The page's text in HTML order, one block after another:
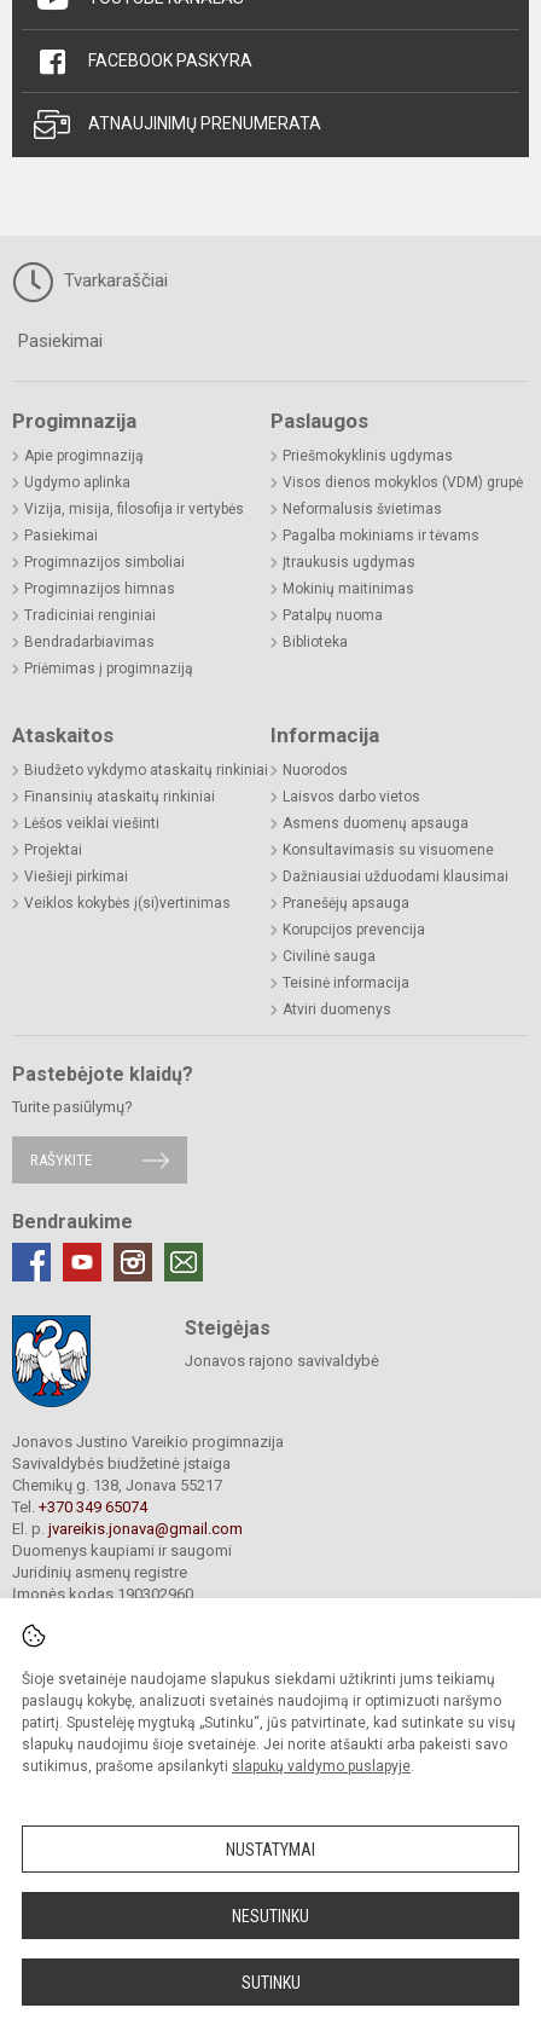
Šioje svetainėje naudojame slapukus siekdami užtikrinti jums teikiamų
paslaugų kokybę, analizuoti svetainės naudojimą ir optimizuoti naršymo
patirtį. Spustelėję mygtuką „Sutinku“, jūs patvirtinate, kad sutinkate su visų
slapukų naudojimu šioje svetainėje. Jei norite atšaukti arba pakeisti savo
sutikimus, prašome apsilankyti slapukų valdymo puslapyje.
NUSTATYMAI
NESUTINKU
SUTINKU
FACEBOOK PASKYRA
ATNAUJINIMŲ PRENUMERATA
Tvarkaraščiai
Pasiekimai
Progimnazija
Apie progimnaziją
Ugdymo aplinka
Vizija, misija, filosofija ir vertybės
Pasiekimai
Progimnazijos simboliai
Progimnazijos himnas
Tradiciniai renginiai
Bendradarbiavimas
Priėmimas į progimnaziją
Paslaugos
Priešmokyklinis ugdymas
Visos dienos mokyklos (VDM) grupė
Neformalusis švietimas
Pagalba mokiniams ir tėvams
Įtraukusis ugdymas
Mokinių maitinimas
Patalpų nuoma
Biblioteka
Ataskaitos
Biudžeto vykdymo ataskaitų rinkiniai
Finansinių ataskaitų rinkiniai
Lėšos veiklai viešinti
Projektai
Viešieji pirkimai
Veiklos kokybės į(si)vertinimas
Informacija
Nuorodos
Laisvos darbo vietos
Asmens duomenų apsauga
Konsultavimasis su visuomene
Dažniausiai užduodami klausimai
Pranešėjų apsauga
Korupcijos prevencija
Civilinė sauga
Teisinė informacija
Atviri duomenys
Pastebėjote klaidų?
Turite pasiūlymų?
RAŠYKITE
Bendraukime
Steigėjas
Jonavos rajono savivaldybė
Jonavos Justino Vareikio progimnazija
Savivaldybės biudžetinė įstaiga
Chemikų g. 138, Jonava 55217
Tel. +370 349 65074
El. p. jvareikis.jonava@gmail.com
Duomenys kaupiami ir saugomi
Juridinių asmenų registre
Įmonės kodas 190302960
© 2024. Jonavos Justino Vareikio progimnazija. Visos teisės saugomos.
Kopijuoti turinį be raštiško įstaigos administracijos sutikimo griežtai draudžiama.
Prieinamumo paraiška Slapukų valdymas
Sumanus būdas atnaujinti